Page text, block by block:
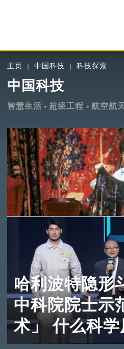
主页 中国科技 科技探索
中国科技
智慧生活 超级工程 航空航
哈利波特隐形
中科院院士示
术」 什么科